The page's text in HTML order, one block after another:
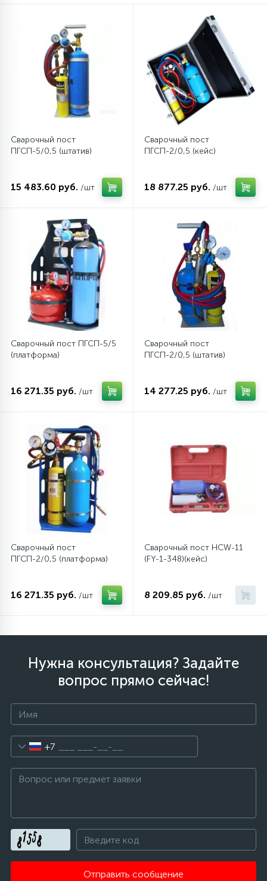
Сливные фильтры
Смазки
Стекла люка
Суппорты (ступицы)
Таходатчики
6
ТЭНы (нагревательные элементы)
Улитки помп
Шкивы барабана
Шланги залива
Шланги слива
Щетки двигателя
Электронные модули
Сварочный пост
ПГСП-5/0,5 (штатив)
15 483.60 руб. /шт
Сварочный пост
ПГСП-2/0,5 (кейс)
18 877.25 руб. /шт
Сварочный пост ПГСП-5/5
(платформа)
16 271.35 руб. /шт
Сварочный пост
ПГСП-2/0,5 (штатив)
14 277.25 руб. /шт
Сварочный пост
ПГСП-2/0,5 (платформа)
16 271.35 руб. /шт
Сварочный пост HCW-11
(FY-1-348)(кейс)
8 209.85 руб. /шт
Нужна консультация? Задайте
вопрос прямо сейчас!
+7
Отправить сообщение